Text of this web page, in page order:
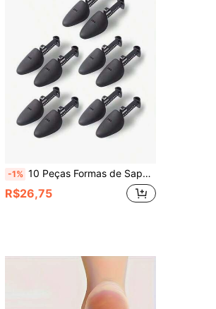
-1% 10 Peças Formas de Sapato Ajustáveis de Plástico, Unissex, Adequadas para Sapatos de Couro, Tênis, Corretor de Formato de Sapato, Forma de Sapato, Anti-Rugas
R$26,75